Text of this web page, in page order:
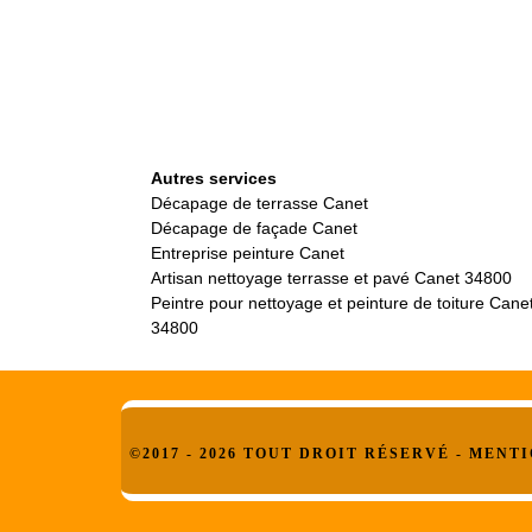
Autres services
Décapage de terrasse Canet
Décapage de façade Canet
Entreprise peinture Canet
Artisan nettoyage terrasse et pavé Canet 34800
Peintre pour nettoyage et peinture de toiture
34800
©2017 - 2026 TOUT DROIT RÉSERVÉ -